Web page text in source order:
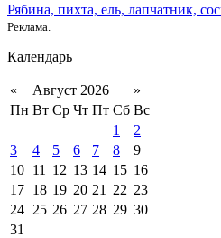
Рябина, пихта, ель, лапчатник,
Реклама.
Календарь
« Август 2026
»
Пн Вт Ср Чт Пт Сб Вс
1
2
3
4 5 6 7 8
9
10 11 12 13 14 15 16
17 18 19 20 21 22 23
24 25 26 27 28 29 30
31